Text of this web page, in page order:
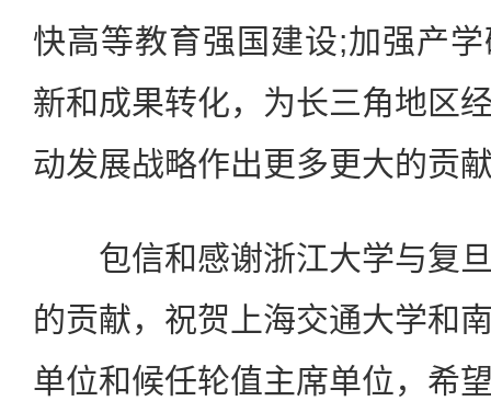
快高等教育强国建设;加强产
新和成果转化，为长三角地区
动发展战略作出更多更大的贡
包信和感谢浙江大学与复旦
的贡献，祝贺上海交通大学和
单位和候任轮值主席单位，希